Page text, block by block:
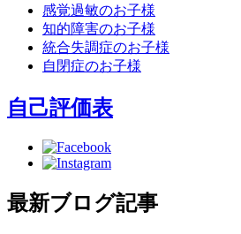
感覚過敏のお子様
知的障害のお子様
統合失調症のお子様
自閉症のお子様
自己評価表
最新ブログ記事